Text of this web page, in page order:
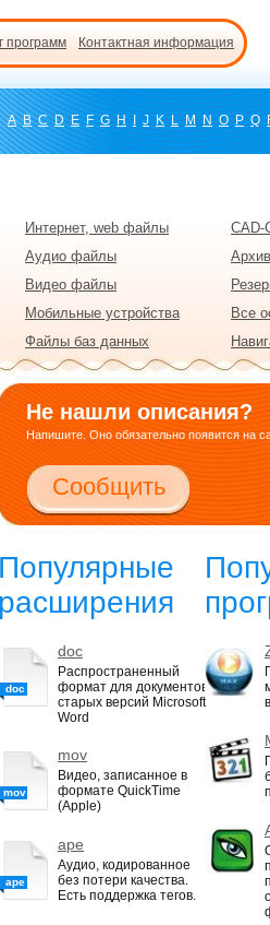
программ Контактная информация
A B C D E F G H J K L M N O P Q
Не нашли описания?
Напишите. Оно обязательно появится на
Сообщить
Популярные
расширения
doc
doc
Распространенный
формат для документов
старых версий Microsoft
Word
mov
mov
Видео, записанное в
формате QuickTime
(Apple)
ape
ape
Аудио, кодированное
без потери качества.
Есть поддержка тегов.
Интернет, web файлы
CAD-
Аудио файлы
Видео файлы
Мобильные устройства
Все
Файлы баз данных